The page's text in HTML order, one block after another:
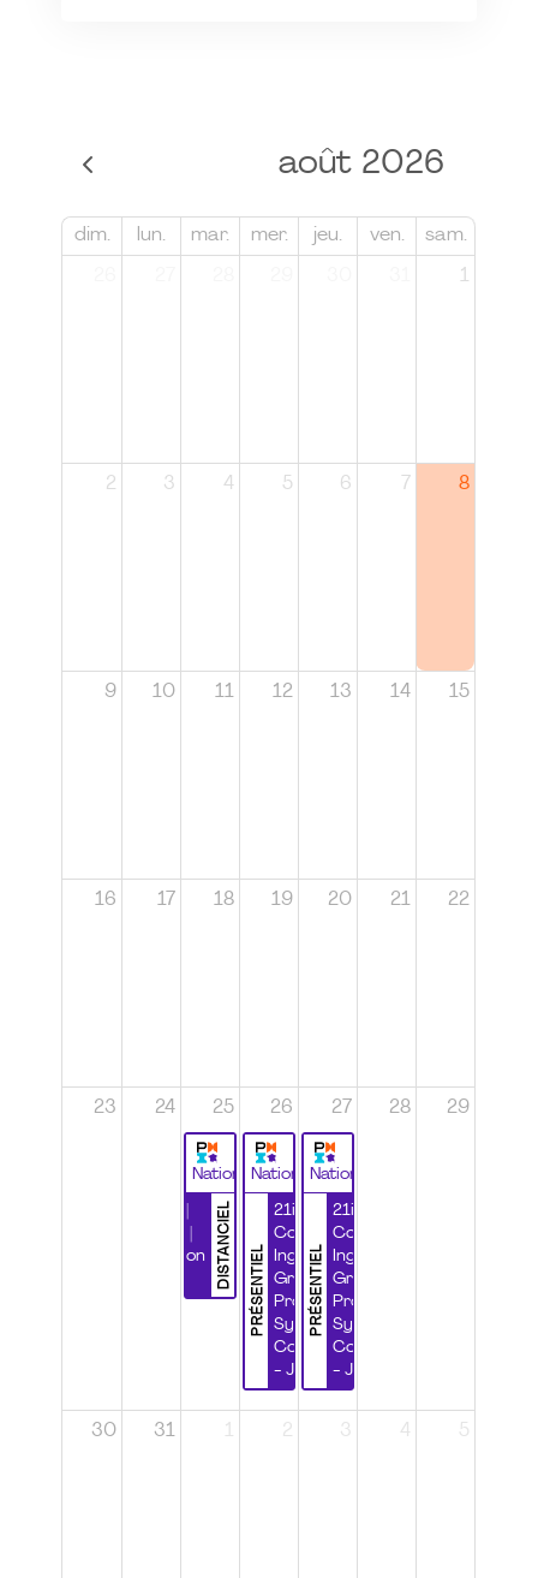
août 2026
dim. lun. mar. mer. jeu. ven. sam.
1
2 3 4 5 6 7 8
9 10 11 12 13 14 15
16 17 18 19 20 21 22
23 24 25
National
DISTANCIEL
Certification
26
National
PRÉSENTIEL
21ième
Congrès
Ingénierie
Grands
Projets et
Systèmes
Complexes
- Jour 1
27
National
PRÉSENTIEL
21ième
Congrès
Ingénierie
Grands
Projets et
Systèmes
Complexes
- Jour 2
28 29
30 31 1 2 3 4 5